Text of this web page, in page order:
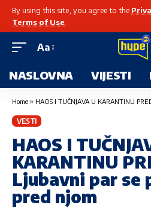
By using this site, you agree to the
Terms of Use
Aa
NASLOVNA VIJESTI
Home » HAOS I TUČNJAVA U KARANTINU PRED
VESTI
HAOS I
KARANTINU
Ljubavni par se
pred njom